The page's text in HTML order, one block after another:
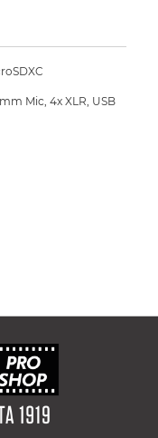
Mic, 4x XLR, USB